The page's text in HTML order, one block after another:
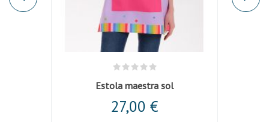
Estola maestra sol
27,00 €